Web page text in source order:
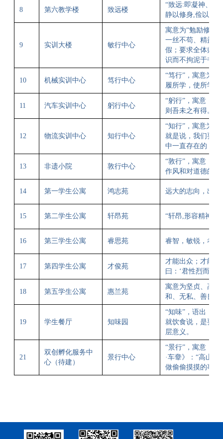
8 第六教学楼 致远楼
“致远: 即凝神、致
静以修身, 俭以养德
9 实训大楼 敏行中心
寓意为“勉励修身
一丝不苟、精益
假；要求全体师
识而不拘泥于书
10 机械实训中心 笃行中心
“笃行”，寓意为：
履所学，使所学
11 汽车实训中心 躬行中心
“躬行”，寓意：指
则吾未之有得。”
12 物流实训中心 知行中心
“知行”，寓意为：
就是说，我们要知
中一直存在的，
13 非遗小院 敦行中心
“敦行”，寓意：敦
作风和对道德的践
14 第一学生公寓 鸿志苑 远大的志向，出自
15 第二学生公寓 轩昂苑 “轩昂 形容精神饱
16 第三学生公寓 睿思苑 睿智，敏锐，考虑
17 第四学生公寓 才俊苑
才能出众；才能
曰：‘君性烈而才
18 第五学生公寓 惠兰苑
寓意为坚贞、高
和、无私、善良
19 学生餐厅 知味园
“知味”，语出《中
就饮食说，是要
层意义。
21
双创孵化服务中
心（待建）
景行中心
“景行”，寓意：景
·车舝》：“高山仰
做偷偷摸摸的事。